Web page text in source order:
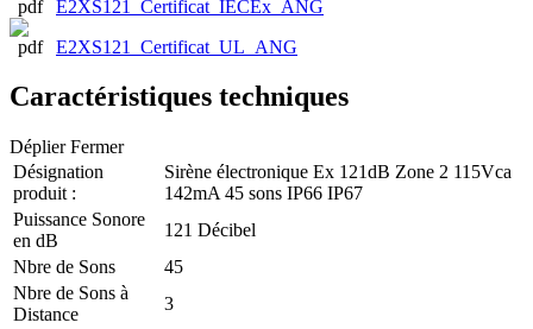
E2XS121_Certificat_IECEx_ANG
E2XS121_Certificat_UL_ANG
Caractéristiques techniques
Déplier Fermer
Désignation
produit :
Sirène électronique Ex 121dB Zone 2 115Vca
142mA 45 sons IP66 IP67
Puissance Sonore
en dB
121 Décibel
Nbre de Sons
45
Nbre de Sons à
Distance
3